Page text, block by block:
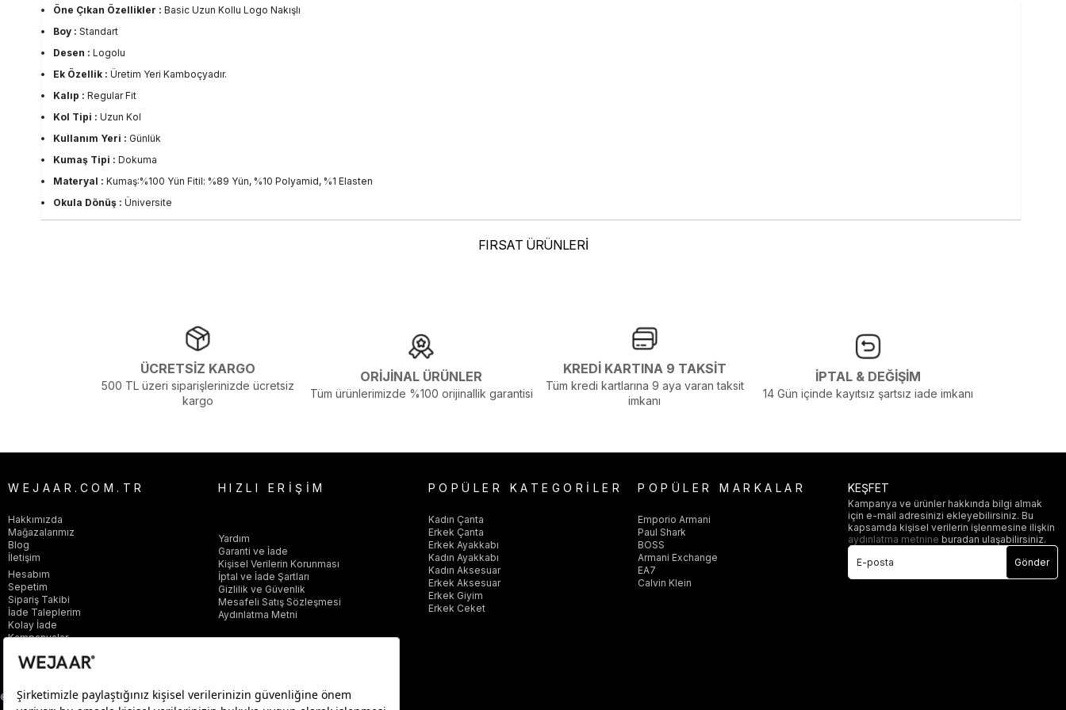
Öne Çıkan Özellikler : Basic Uzun Kollu Logo Nakışlı
Boy : Standart
Desen : Logolu
Ek Özellik : Üretim Yeri Kamboçyadır.
Kalıp : Regular Fit
Kol Tipi : Uzun Kol
Kullanım Yeri : Günlük
Kumaş Tipi : Dokuma
Materyal : Kumaş:%100 Yün Fitil: %89 Yün, %10 Polyamid, %1 Elasten
Okula Dönüş : Üniversite
Ortam :Günlük
Stüdyo Çekim Ortamında Bulunan Işık ve Gölgelenmelerden Dolayı Renk Farklılıkları Olabilir
FIRSAT ÜRÜNLERİ
ÜCRETSİZ KARGO
500 TL üzeri siparişlerinizde ücretsiz
kargo
ORİJİNAL ÜRÜNLER
Tüm ürünlerimizde %100 orijinallik garantisi
KREDİ KARTINA 9 TAKSİT
Tüm kredi kartlarına 9 aya varan taksit
imkanı
İPTAL & DEĞİŞİM
14 Gün içinde kayıtsız şartsız iade imkanı
WEJAAR.COM.TR
Hakkımızda
Mağazalarımız
Blog
İletişim
Hesabım
Sepetim
Sipariş Takibi
İade Taleplerim
Kolay İade
Kampanyalar
HIZLI ERİŞİM
Yardım
Garanti ve İade
Kişisel Verilerin Korunması
İptal ve İade Şartları
Gizlilik ve Güvenlik
Mesafeli Satış Sözleşmesi
Aydınlatma Metni
POPÜLER KATEGORİLER
Kadın Çanta
Erkek Çanta
Erkek Ayakkabı
Kadın Ayakkabı
Kadın Aksesuar
Erkek Aksesuar
Erkek Giyim
Erkek Ceket
POPÜLER MARKALAR
Emporio Armani
Paul Shark
BOSS
Armani Exchange
EA7
Calvin Klein
KEŞFET
Kampanya ve ürünler hakkında bilgi almak
için e-mail adresinizi ekleyebilirsiniz. Bu
kapsamda kişisel verilerin işlenmesine ilişkin
aydınlatma metnineburadan ulaşabilirsiniz.
Gönder
© 2025 wejaar.com.tr. tüm hakları saklıdır.